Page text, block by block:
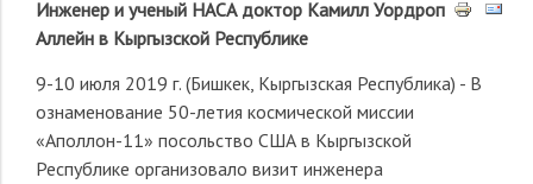
Инженер и ученый НАСАдоктор Камилл Уордроп
Аллейн в Кыргызской Республике
9-10 июля 2019 г. (Бишкек, Кыргызская Республика) - В
ознаменование 50-летия космической миссии
«Аполлон-11» посольство США в Кыргызской
Республике организовало визит инженера